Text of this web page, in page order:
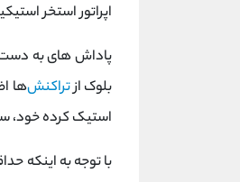
اپراتور استخر
پاداش های به دست
بلوک ازتراکنش‌ها
استیک کرده خود،
با توجه به اینکه